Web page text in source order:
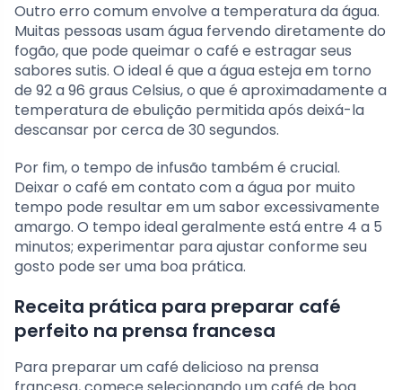
Outro erro comum envolve a temperatura da água.
Muitas pessoas usam água fervendo diretamente do
fogão, que pode queimar o café e estragar seus
sabores sutis. O ideal é que a água esteja em torno
de 92 a 96 graus Celsius, o que é aproximadamente a
temperatura de ebulição permitida após deixá-la
descansar por cerca de 30 segundos.
Por fim, o tempo de infusão também é crucial.
Deixar o café em contato com a água por muito
tempo pode resultar em um sabor excessivamente
amargo. O tempo ideal geralmente está entre 4 a 5
minutos; experimentar para ajustar conforme seu
gosto pode ser uma boa prática.
Receita prática para preparar café
perfeito na prensa francesa
Para preparar um café delicioso na prensa